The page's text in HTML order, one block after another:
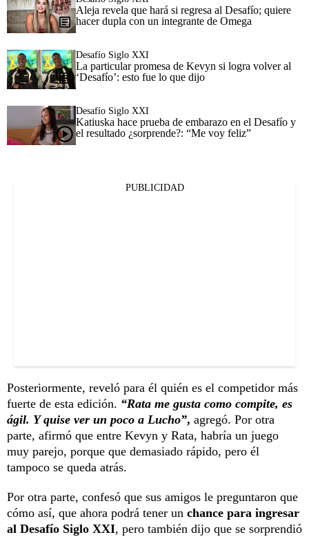
Aleja revela que hará si regresa al Desafío; quiere
hacer dupla con un integrante de Omega
Desafío Siglo XXI
La particular promesa de Kevyn si logra volver al
‘Desafío’: esto fue lo que dijo
Desafío Siglo XXI
Katiuska hace prueba de embarazo en el Desafío y
el resultado ¿sorprende?: “Me voy feliz”
PUBLICIDAD
Posteriormente, reveló para él quién es el competidor más
fuerte de esta edición. “Rata me gusta como compite, es
ágil. Y quise ver un poco a Lucho”, agregó. Por otra
parte, afirmó que entre Kevyn y Rata, habría un juego
muy parejo, porque que demasiado rápido, pero él
tampoco se queda atrás.
Por otra parte, confesó que sus amigos le preguntaron que
cómo así, que ahora podrá tener un chance para ingresar
al Desafío Siglo XXI, pero también dijo que se sorprendió